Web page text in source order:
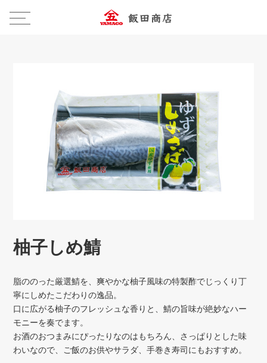
柚子しめ鯖
脂ののった厳選鯖を、爽やかな柚子風味の特製酢でじっくり丁
寧にしめたこだわりの逸品。
口に広がる柚子のフレッシュな香りと、鯖の旨味が絶妙なハー
モニーを奏でます。
お酒のおつまみにぴったりなのはもちろん、さっぱりとした味
わいなので、ご飯のお供やサラダ、手巻き寿司にもおすすめ。